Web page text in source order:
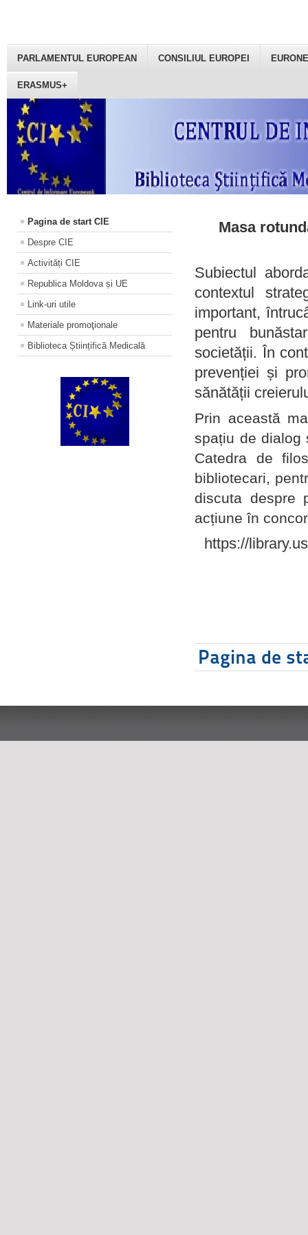
PARLAMENTUL EUROPEAN CONSILIUL EUROPEI
ERASMUS+
Pagina de start CIE
Despre CIE
Activități CIE
Republica Moldova și UE
Link-uri utile
Materiale promoţionale
Biblioteca Științifică Medicală
Masa
Subiectul
contextul
important,
pentru
societății. În
prevenției și
sănătății
Prin această
spațiu de dialog
Catedra de
bibliotecari,
discuta despre
acțiune în
https://
Pagina de